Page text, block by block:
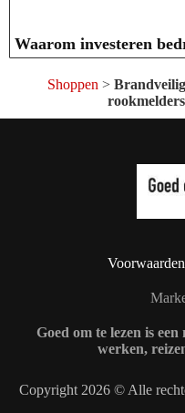
Waarom investeren
Shoppen >
Goed om te lezen is
werken,
Copyright 2026 © Alle